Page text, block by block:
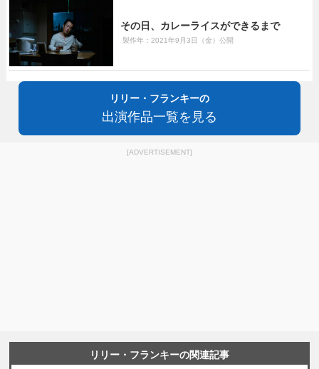
その日、カレーライスができるまで
製作年：2021年9月3日（金）公開
リリー・フランキーの
出演作品一覧を見る
[ADVERTISEMENT]
リリー・フランキーの関連記事